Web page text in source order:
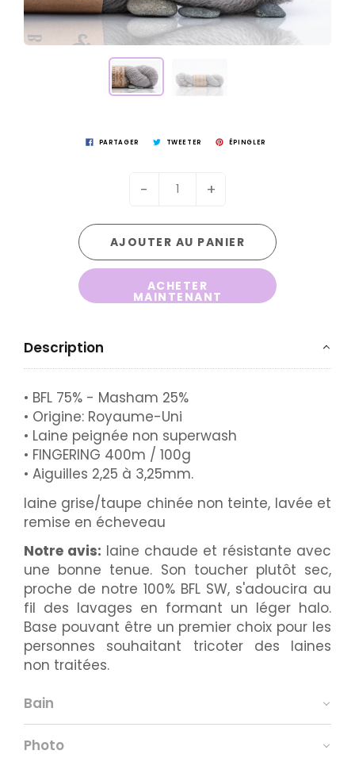
PARTAGER TWEETER ÉPINGLER
- +
AJOUTER AU PANIER
ACHETER
MAINTENANT
Description
• BFL 75% - Masham 25%
• Origine: Royaume-Uni
• Laine peignée non superwash
• FINGERING 400m / 100g
• Aiguilles 2,25 à 3,25mm.
laine grise/taupe chinée non teinte, lavée et
remise en écheveau
Notre avis: laine chaude et résistante avec
une bonne tenue. Son toucher plutôt sec,
proche de notre 100% BFL SW, s'adoucira au
fil des lavages en formant un léger halo.
Base pouvant être un premier choix pour les
personnes souhaitant tricoter des laines
non traitées.
Bain
Photo